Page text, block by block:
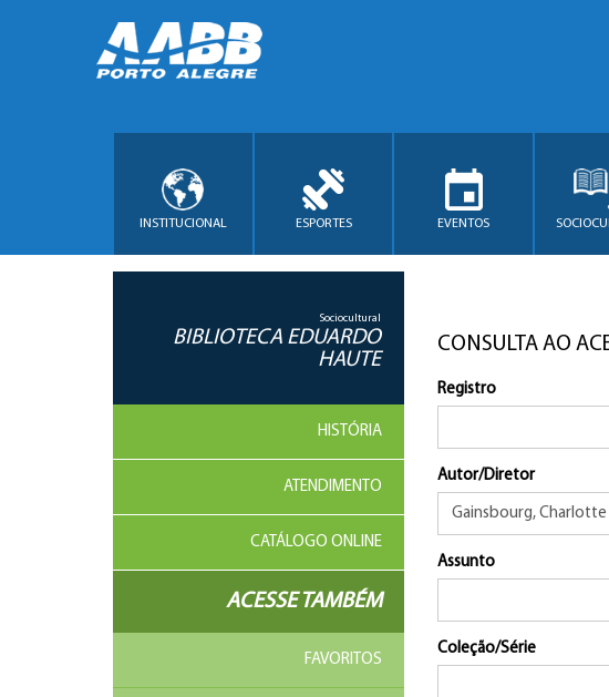
INSTITUCIONAL ESPORTES EVENTOS
Sociocultural
BIBLIOTECA EDUARDO
HAUTE
HISTÓRIA
ATENDIMENTO
CATÁLOGO ONLINE
ACESSE TAMBÉM
FAVORITOS
CONSULTA AO
Registro
Autor/Diretor
Assunto
Coleção/Série